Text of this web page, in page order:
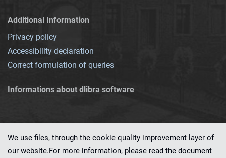
Additional Information
Privacy policy
Accessibility declaration
Correct formulation of queries
Informations about dlibra software
We use files, through the cookie quality improvement layer of
our website.For more information, please read the document